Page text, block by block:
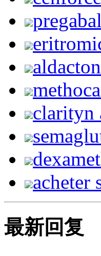
clarityn
acheter
最新回复